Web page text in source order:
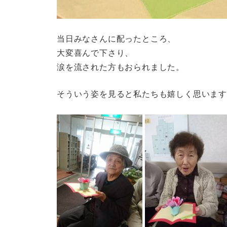
当日みなさんに配ったところ、
大変喜んで下さり、
涙を流された方もおられました。
そういう姿を見ると私たちも嬉しく思いま